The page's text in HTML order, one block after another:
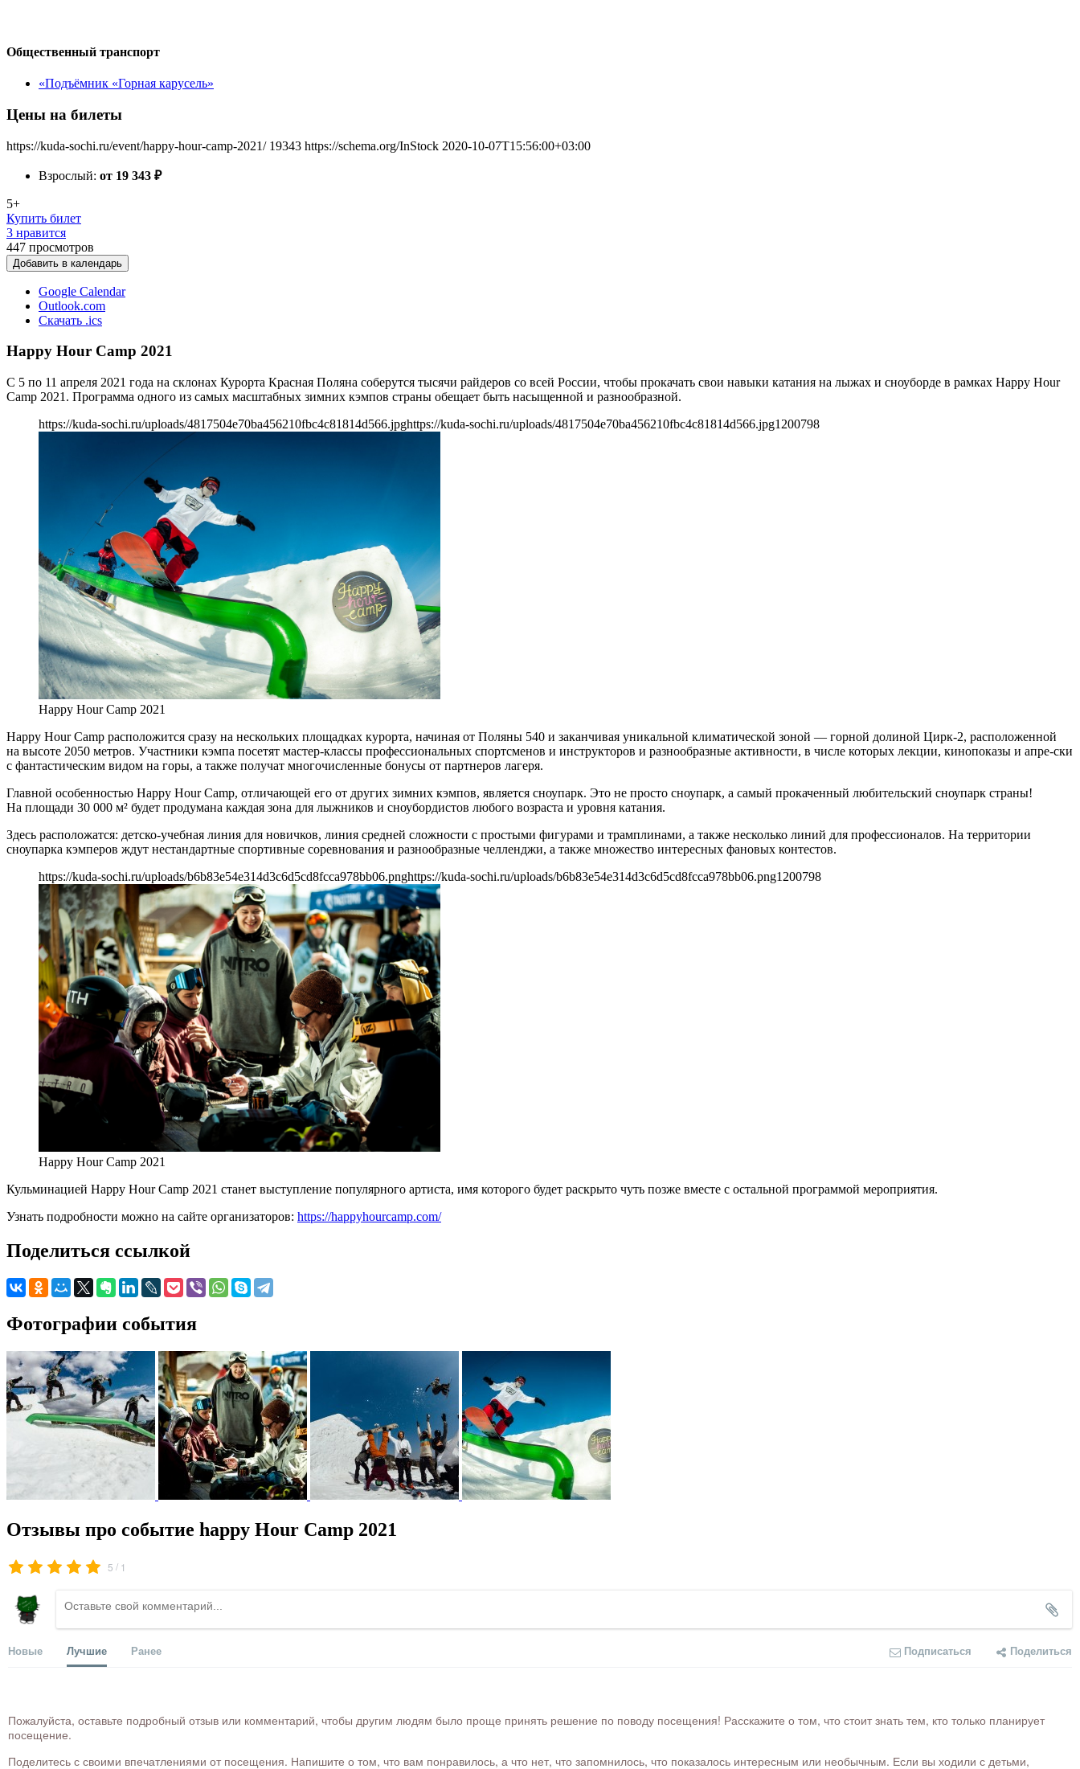
Общественный транспорт
«Подъёмник «Горная карусель»
Цены на билеты
https://kuda-sochi.ru/event/happy-hour-camp-2021/ 19343 https://schema.org/InStock 2020-10-07T15:56:00+03:00
Взрослый: от 19 343 ₽
5+
Купить билет
3 нравится
447 просмотров
Добавить в календарь
Google Calendar
Outlook.com
Скачать .ics
Happy Hour Camp 2021
С 5 по 11 апреля 2021 года на склонах Курорта Красная Поляна соберутся тысячи райдеров со всей России, чтобы прокачать свои навыки катания на лыжах и сноуборде в рамках Happy Hour
Camp 2021. Программа одного из самых масштабных зимних кэмпов страны обещает быть насыщенной и разнообразной.
https://kuda-sochi.ru/uploads/4817504e70ba456210fbc4c81814d566.jpghttps://kuda-sochi.ru/uploads/4817504e70ba456210fbc4c81814d566.jpg1200798
Happy Hour Camp 2021
Happy Hour Camp расположится сразу на нескольких площадках курорта, начиная от Поляны 540 и заканчивая уникальной климатической зоной — горной долиной Цирк-2, расположенной
на высоте 2050 метров. Участники кэмпа посетят мастер-классы профессиональных спортсменов и инструкторов и разнообразные активности, в числе которых лекции, кинопоказы и апре-ски
с фантастическим видом на горы, а также получат многочисленные бонусы от партнеров лагеря.
Главной особенностью Happy Hour Camp, отличающей его от других зимних кэмпов, является сноупарк. Это не просто сноупарк, а самый прокаченный любительский сноупарк страны!
На площади 30 000 м² будет продумана каждая зона для лыжников и сноубордистов любого возраста и уровня катания.
Здесь расположатся: детско-учебная линия для новичков, линия средней сложности с простыми фигурами и трамплинами, а также несколько линий для профессионалов. На территории
сноупарка кэмперов ждут нестандартные спортивные соревнования и разнообразные челленджи, а также множество интересных фановых контестов.
https://kuda-sochi.ru/uploads/b6b83e54e314d3c6d5cd8fcca978bb06.pnghttps://kuda-sochi.ru/uploads/b6b83e54e314d3c6d5cd8fcca978bb06.png1200798
Happy Hour Camp 2021
Кульминацией Happy Hour Camp 2021 станет выступление популярного артиста, имя которого будет раскрыто чуть позже вместе с остальной программой мероприятия.
Узнать подробности можно на сайте организаторов: https://happyhourcamp.com/
Поделиться ссылкой
Фотографии события
Отзывы про событие happy Hour Camp 2021
5 / 1
Новые Лучшие Ранее Подписаться Поделиться
Пожалуйста, оставьте подробный отзыв или комментарий, чтобы другим людям было проще принять решение по поводу посещения! Расскажите о том, что стоит знать тем, кто только планирует
посещение.
Поделитесь с своими впечатлениями от посещения. Напишите о том, что вам понравилось, а что нет, что запомнилось, что показалось интересным или необычным. Если вы ходили с детьми,